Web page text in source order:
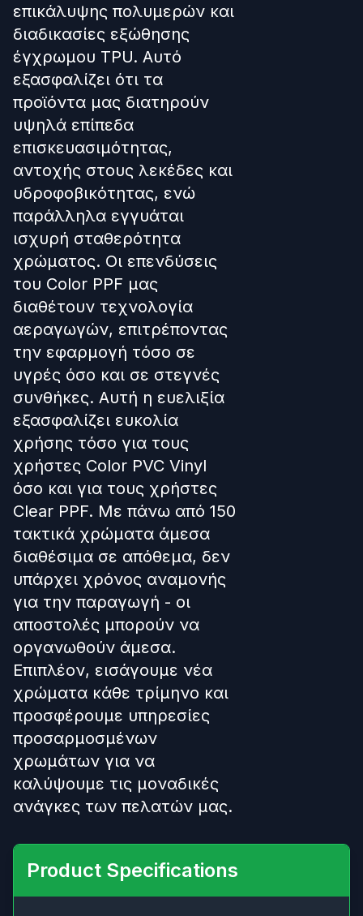
επικάλυψης πολυμερών και
διαδικασίες εξώθησης
έγχρωμου TPU. Αυτό
εξασφαλίζει ότι τα
προϊόντα μας διατηρούν
υψηλά επίπεδα
επισκευασιμότητας,
αντοχής στους λεκέδες και
υδροφοβικότητας, ενώ
παράλληλα εγγυάται
ισχυρή σταθερότητα
χρώματος. Οι επενδύσεις
του Color PPF μας
διαθέτουν τεχνολογία
αεραγωγών, επιτρέποντας
την εφαρμογή τόσο σε
υγρές όσο και σε στεγνές
συνθήκες. Αυτή η ευελιξία
εξασφαλίζει ευκολία
χρήσης τόσο για τους
χρήστες Color PVC Vinyl
όσο και για τους χρήστες
Clear PPF. Με πάνω από 150
τακτικά χρώματα άμεσα
διαθέσιμα σε απόθεμα, δεν
υπάρχει χρόνος αναμονής
για την παραγωγή - οι
αποστολές μπορούν να
οργανωθούν άμεσα.
Επιπλέον, εισάγουμε νέα
χρώματα κάθε τρίμηνο και
προσφέρουμε υπηρεσίες
προσαρμοσμένων
χρωμάτων για να
καλύψουμε τις μοναδικές
ανάγκες των πελατών μας.
Product Specifications